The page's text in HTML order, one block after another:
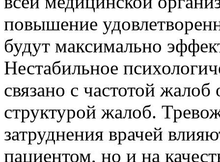
повышение
будут максимально
Нестабильное
связано с частотой жалоб
структурой жалоб.
затруднения врачей
пациентом, но и на